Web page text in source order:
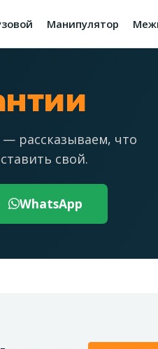
Манипулятор
рассказываем, что
свой.
WhatsApp